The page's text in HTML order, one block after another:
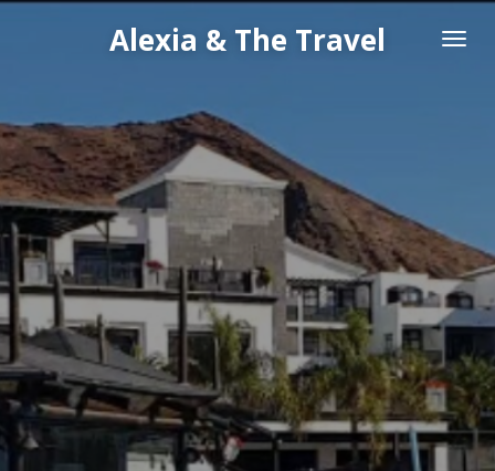
Alexia & The Travel